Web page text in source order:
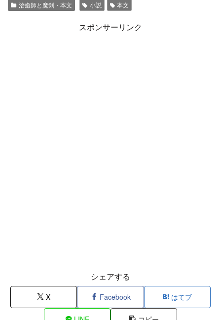
治癒師と魔剣・本文 小説 本文
スポンサーリンク
シェアする
X Facebook はてブ